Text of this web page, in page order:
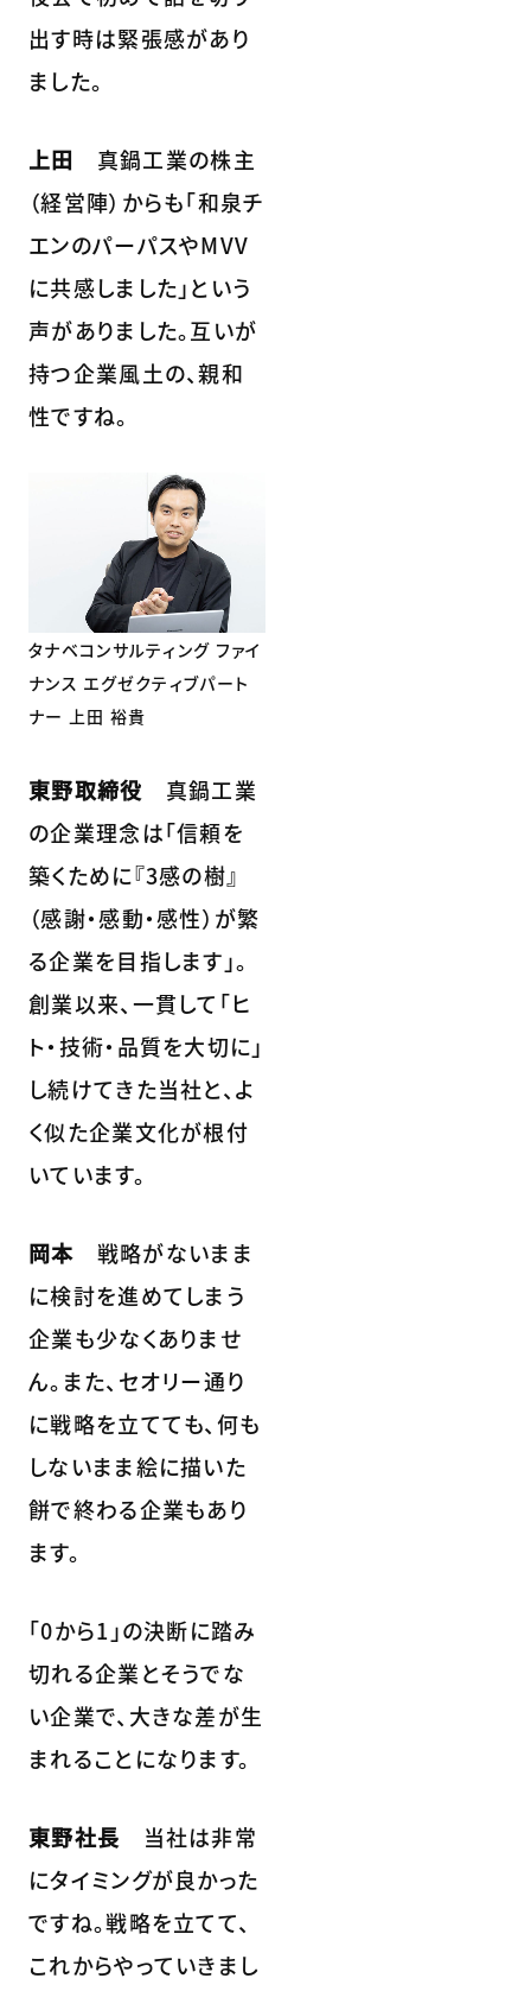
出す時は緊張感があり
ました。
上田 真鍋工業の株主
（経営陣）からも「和泉チ
エンのパーパスやMVV
に共感しました」という
声がありました。互いが
持つ企業風土の、親和
性ですね。
タナベコンサルティング ファイ
ナンス エグゼクティブパート
ナー 上田 裕貴
東野取締役 真鍋工業
の企業理念は「信頼を
築くために『3感の樹』
（感謝・感動・感性）が繁
る企業を目指します」。
創業以来、一貫して「ヒ
ト・技術・品質を大切に」
し続けてきた当社と、よ
く似た企業文化が根付
いています。
岡本 戦略がないまま
に検討を進めてしまう
企業も少なくありませ
ん。また、セオリー通り
に戦略を立てても、何も
しないまま絵に描いた
餅で終わる企業もあり
ます。
「0から1」の決断に踏み
切れる企業とそうでな
い企業で、大きな差が生
まれることになります。
東野社長 当社は非常
にタイミングが良かった
ですね。戦略を立てて、
これからやっていきまし